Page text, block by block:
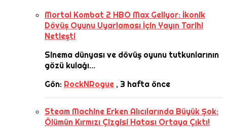
Mortal Kombat 2 HBO Max Geliyor: İkonik
Dövüş Oyunu Uyarlaması İçin Yayın Tarihi
Netleşti
Sinema dünyası ve dövüş oyunu tutkunlarının
gözü kulağı...
Gön: RockNRogue , 3 hafta önce
Steam Machine Erken Alıcılarında Büyük Şok:
Ölümün Kırmızı Çizgisi Hatası Ortaya Çıktı!